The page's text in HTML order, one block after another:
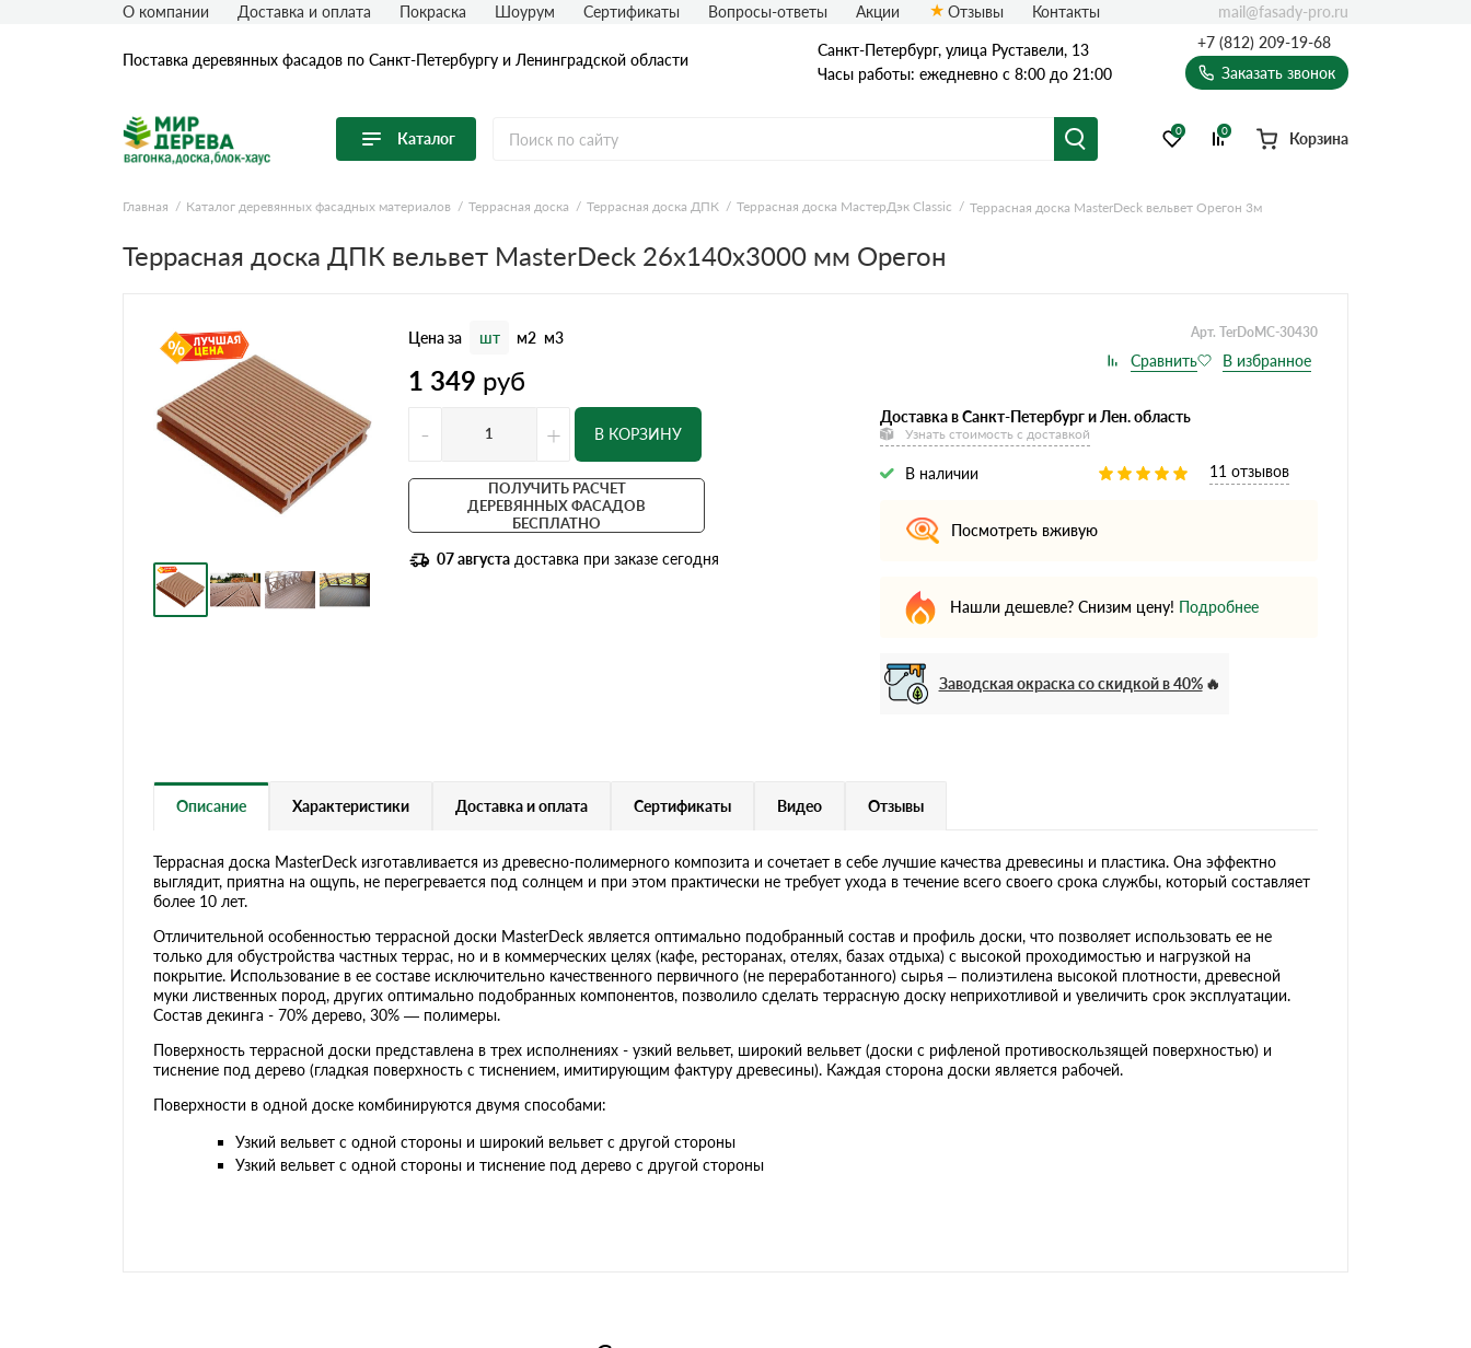
Поставка деревянных фасадов по Санкт-Петербургу и Ленинградской области
Санкт-Петербург, улица Руставели, 13
Часы работы: ежедневно с 8:00 до 21:00
+7 (812) 209-19-68
Заказать звонок
Каталог
Перейти в каталог
Имитация бруса
Крашеная доска
Планкен
Половая (Шпунтованная) доска
Термообработанная древесина
Террасная доска
0 0 Корзина
О компании Доставка и оплата Покраска Шоурум Сертификаты Вопросы-ответы Акции Отзывы Контакты mail@fasady-pro.ru
Главная Каталог деревянных фасадных материалов Террасная доска Террасная доска ДПК Террасная доска МастерДэк Classic Террасная доска MasterDeck вельвет Орегон 3м
Террасная доска ДПК вельвет MasterDeck 26x140x3000 мм Орегон
Цена за шт м2 м3
1 349 руб
Арт. TerDoMC-30430
- + В КОРЗИНУ
ПОЛУЧИТЬ РАСЧЕТ
ДЕРЕВЯННЫХ ФАСАДОВ
БЕСПЛАТНО
07 августа доставка при заказе сегодня
Доставка в Санкт-Петербург и Лен. область
Узнать стоимость с доставкой
В наличии 11 отзывов
Посмотреть вживую
Нашли дешевле? Снизим цену! Подробнее
Заводская окраска со скидкой в 40%
Описание Характеристики Доставка и оплата Сертификаты Видео Отзывы
Террасная доска MasterDeck изготавливается из древесно-полимерного композита и сочетает в себе лучшие качества древесины и пластика. Она эффектно
выглядит, приятна на ощупь, не перегревается под солнцем и при этом практически не требует ухода в течение всего своего срока службы, который составляет
более 10 лет.
Отличительной особенностью террасной доски MasterDeck является оптимально подобранный состав и профиль доски, что позволяет использовать ее не
только для обустройства частных террас, но и в коммерческих целях (кафе, ресторанах, отелях, базах отдыха) с высокой проходимостью и нагрузкой на
покрытие. Использование в ее составе исключительно качественного первичного (не переработанного) сырья – полиэтилена высокой плотности, древесной
муки лиственных пород, других оптимально подобранных компонентов, позволило сделать террасную доску неприхотливой и увеличить срок эксплуатации.
Состав декинга - 70% дерево, 30% — полимеры.
Поверхность террасной доски представлена в трех исполнениях - узкий вельвет, широкий вельвет (доски с рифленой противоскользящей поверхностью) и
тиснение под дерево (гладкая поверхность с тиснением, имитирующим фактуру древесины). Каждая сторона доски является рабочей.
Поверхности в одной доске комбинируются двумя способами:
Узкий вельвет с одной стороны и широкий вельвет с другой стороны
Узкий вельвет с одной стороны и тиснение под дерево с другой стороны